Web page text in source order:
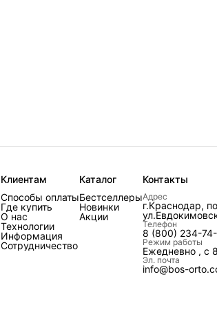
Клиентам
Способы оплаты
Где купить
О нас
Технологии
Информация
Сотрудничество
Каталог
Бестселлеры
Новинки
Акции
Контакты
Адрес
г.Краснодар,
Телефон
8 (800) 234-
Режим работы
Ежедневно , с
Эл. почта
info@bos-